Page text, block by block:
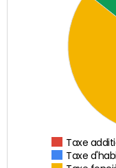
Taxe
Taxe